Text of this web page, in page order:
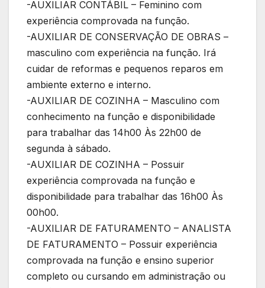
-AUXILIAR CONTÁBIL – Feminino com
experiência comprovada na função.
-AUXILIAR DE CONSERVAÇÃO DE OBRAS –
masculino com experiência na função. Irá
cuidar de reformas e pequenos reparos em
ambiente externo e interno.
-AUXILIAR DE COZINHA – Masculino com
conhecimento na função e disponibilidade
para trabalhar das 14h00 Às 22h00 de
segunda à sábado.
-AUXILIAR DE COZINHA – Possuir
experiência comprovada na função e
disponibilidade para trabalhar das 16h00 Às
00h00.
-AUXILIAR DE FATURAMENTO – ANALISTA
DE FATURAMENTO – Possuir experiência
comprovada na função e ensino superior
completo ou cursando em administração ou